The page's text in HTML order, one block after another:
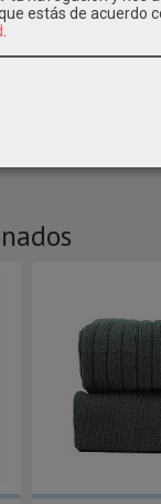
estás de acuerdo